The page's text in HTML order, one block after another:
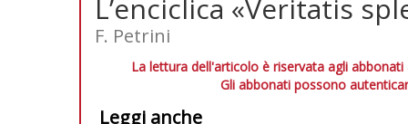
L’enciclica «Veritatis
F. Petrini
La lettura dell'articolo è riservata agli
Gli abbonati possono
Leggi anche